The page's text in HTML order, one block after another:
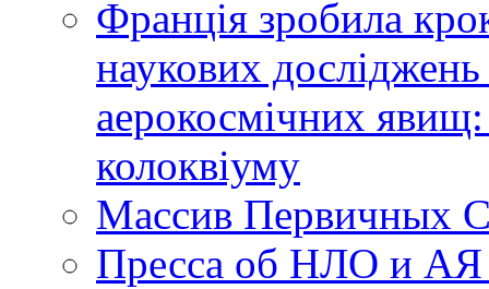
Франція зробила
наукових
аерокосмічних
колоквіуму
Массив Первичных
Пресса об НЛО и